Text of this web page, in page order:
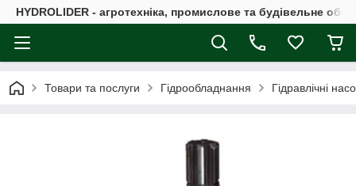
HYDROLIDER - агротехніка, промислове та будівельне
Товари та послуги Гідрообладнання Гідравлічні